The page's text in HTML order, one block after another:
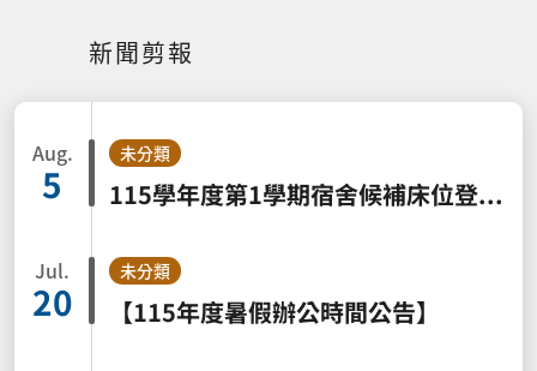
新聞剪報
Aug.
5
未分類
115學年度第1學期宿舍候補床位登記作業
Jul.
20
未分類
【115年度暑假辦公時間公告】